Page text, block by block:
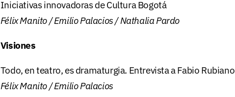
Iniciativas innovadoras de Cultura Bogotá
Félix Manito / Emilio Palacios / Nathalia Pardo
Visiones
Todo, en teatro, es dramaturgia. Entrevista a Fabio Rubiano
Félix Manito / Emilio Palacios